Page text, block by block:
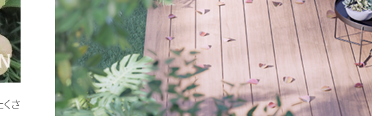
さ